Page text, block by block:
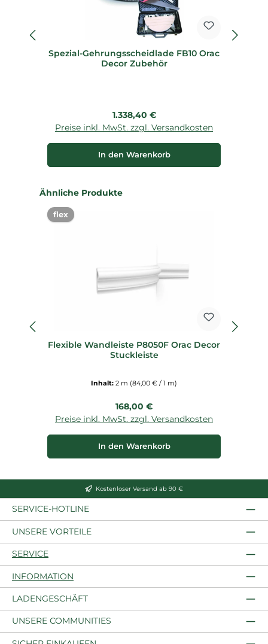
Spezial-Gehrungsscheidlade FB10 Orac
Decor Zubehör
Regulärer Preis:
1.338,40 €
Preise inkl. MwSt. zzgl. Versandkosten
In den Warenkorb
Produktgalerie überspringen
Ähnliche Produkte
flex
Flexible Wandleiste P8050F Orac Decor
Stuckleiste
Inhalt: 2 m (84,00 € / 1 m)
Regulärer Preis:
168,00 €
Preise inkl. MwSt. zzgl. Versandkosten
In den Warenkorb
Kostenloser Versand ab 90 €
SERVICE-HOTLINE
UNSERE VORTEILE
SERVICE
INFORMATION
LADENGESCHÄFT
UNSERE COMMUNITIES